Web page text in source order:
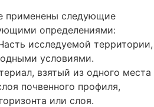
применены следующие
определениями:
исследуемой территории,
условиями.
взятый из одного места
почвенного профиля,
или слоя.